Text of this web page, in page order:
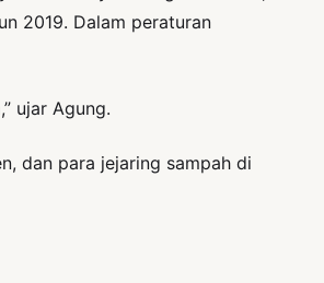
2019. Dalam peraturan
ujar Agung.
dan para jejaring sampah di